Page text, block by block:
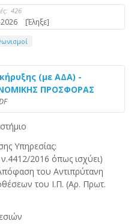
426
[Έληξε]
(με ΑΔΑ) -
ΠΡΟΣΦΟΡΑΣ
Υπηρεσίας:
2016 όπως ισχύει)
του Αντιπρύτανη
του Ι.Π. (Αρ. Πρωτ.